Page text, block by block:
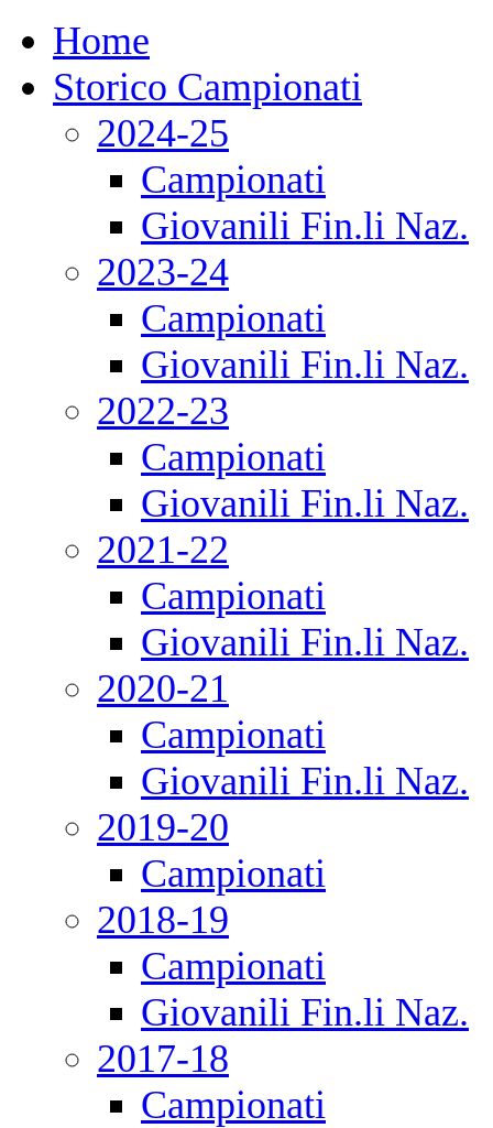
Home
Storico Campionati
2024-25
Campionati
Giovanili Fin.li Naz.
2023-24
Campionati
Giovanili Fin.li Naz.
2022-23
Campionati
Giovanili Fin.li Naz.
2021-22
Campionati
Giovanili Fin.li Naz.
2020-21
Campionati
Giovanili Fin.li Naz.
2019-20
Campionati
2018-19
Campionati
Giovanili Fin.li Naz.
2017-18
Campionati